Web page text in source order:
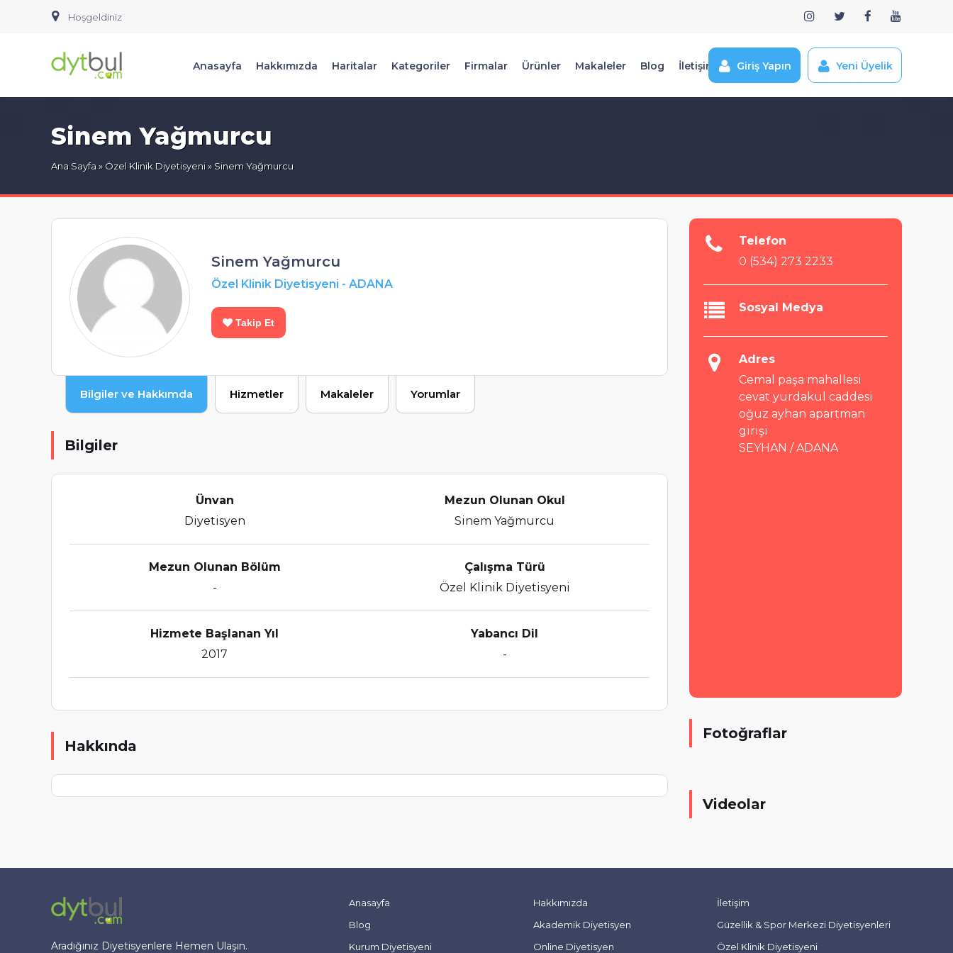
Hoşgeldiniz
Anasayfa Hakkımızda Haritalar Kategoriler Firmalar Ürünler Makaleler Blog İletişim Giriş Yapın Yeni Üyelik
Sinem Yağmurcu
Ana Sayfa»Özel Klinik Diyetisyeni» Sinem Yağmurcu
Sinem Yağmurcu
Özel Klinik Diyetisyeni - ADANA
Takip Et
Bilgiler ve Hakkımda Hizmetler Makaleler Yorumlar
Bilgiler
Ünvan
Diyetisyen
Mezun Olunan Okul
Sinem Yağmurcu
Mezun Olunan Bölüm
-
Çalışma Türü
Özel Klinik Diyetisyeni
Hizmete Başlanan Yıl
2017
Yabancı Dil
-
Hakkında
Telefon
0 (534) 273 2233
Sosyal Medya
Adres
Cemal paşa mahallesi
cevat yurdakul caddesi
oğuz ayhan apartman
girişi
SEYHAN / ADANA
Fotoğraflar
Videolar
Aradığınız Diyetisyenlere Hemen Ulaşın.
Anasayfa Hakkımızda
İletişim
Blog
Akademik Diyetisyen
Güzellik & Spor Merkezi Diyetisyenleri
Kurum Diyetisyeni
Online Diyetisyen Özel Klinik Diyetisyeni